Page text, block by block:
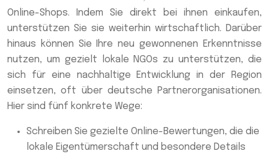
Online-Shops. Indem Sie direkt bei ihnen einkaufen,
unterstützen Sie sie weiterhin wirtschaftlich. Darüber
hinaus können Sie Ihre neu gewonnenen Erkenntnisse
nutzen, um gezielt lokale NGOs zu unterstützen, die
sich für eine nachhaltige Entwicklung in der Region
einsetzen, oft über deutsche Partnerorganisationen.
Hier sind fünf konkrete Wege:
Schreiben Sie gezielte Online-Bewertungen, die die
lokale Eigentümerschaft und besondere Details